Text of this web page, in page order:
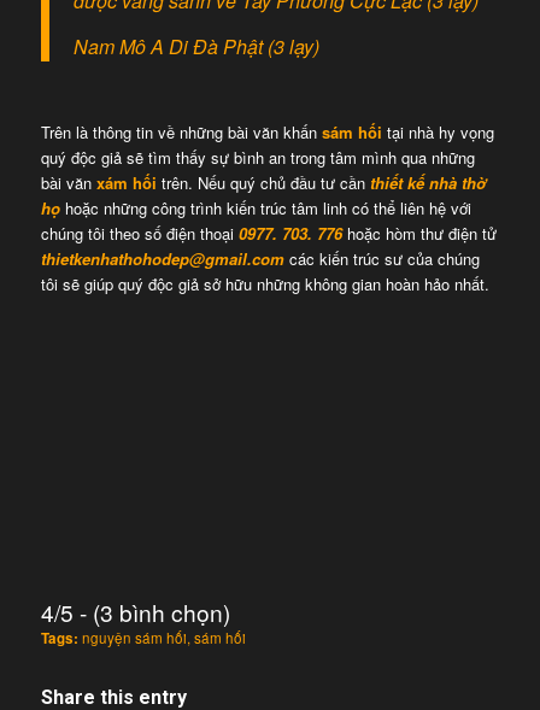
Nam Mô A Di Đà Phật (3 lạy)
Trên là thông tin về những bài văn khấn sám hối tại nhà hy vọng
quý độc giả sẽ tìm thấy sự bình an trong tâm mình qua những
bài văn xám hối trên. Nếu quý chủ đầu tư cần thiết kế nhà thờ
họhoặc những công trình kiến trúc tâm linh có thể liên hệ với
chúng tôi theo số điện thoại 0977. 703. 776hoặc hòm thư điện tử
thietkenhathohodep@gmail.comcác kiến trúc sư của chúng
tôi sẽ giúp quý độc giả sở hữu những không gian hoàn hảo nhất.
4/5 - (3 bình chọn)
Tags: nguyện sám hối, sám hối
Share this entry